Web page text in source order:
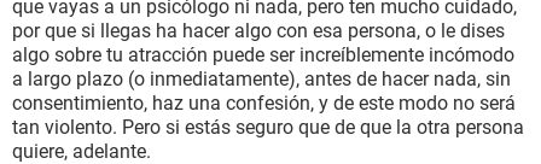
que vayas a un psicólogo ni nada, pero ten mucho cuidado,
por que si llegas ha hacer algo con esa persona, o le dises
algo sobre tu atracción puede ser increíblemente incómodo
a largo plazo (o inmediatamente), antes de hacer nada, sin
consentimiento, haz una confesión, y de este modo no será
tan violento. Pero si estás seguro que de que la otra persona
quiere, adelante.